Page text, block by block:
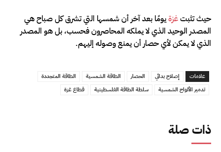
ذات صلة
حيث تثبتغزةيومًا بعد آخر أن شمسها التي تشرق كل صباح هي
المصدر الوحيد الذي لا يملكه المحاصرون فحسب، بل هو المصدر
الذي لا يمكن لأي حصار أن يمنع وصوله إليهم.
علامات إصلاح بدائي الحصار الطاقة الشمسية
الطاقة المتجددة
تدمير الألواح الشمسية
سلطة الطاقة الفلسطينية قطاع غزة